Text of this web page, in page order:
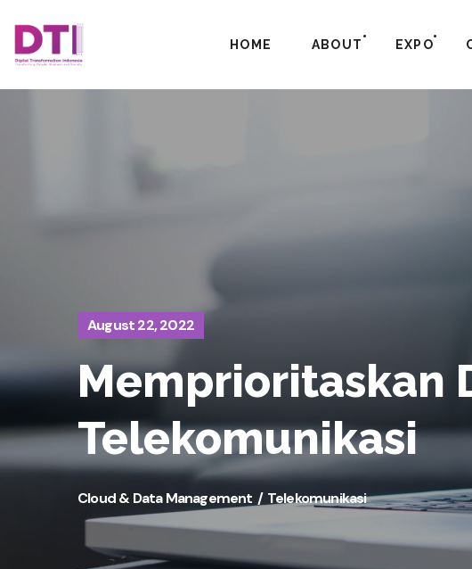
HOME ABOUT EXPO
August 22, 2022
Memprioritaskan
Telekomunikasi
Cloud & Data Management Telekomunikasi